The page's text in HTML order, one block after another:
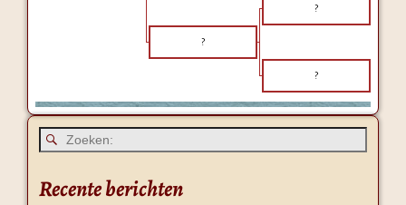
?
?
?
Recente berichten